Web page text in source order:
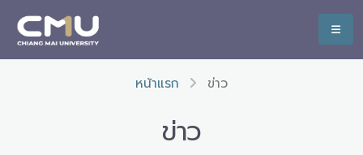
หน้าแรก ข่าว
ข่าว